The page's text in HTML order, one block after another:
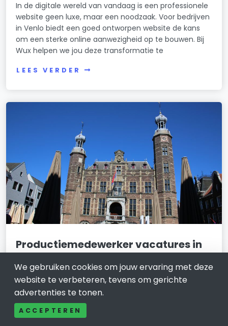
In de digitale wereld van vandaag is een professionele
website geen luxe, maar een noodzaak. Voor bedrijven
in Venlo biedt een goed ontworpen website de kans
om een sterke online aanwezigheid op te bouwen. Bij
Wux helpen we jou deze transformatie te
LEES VERDER
Productiemedewerker vacatures in
7 juni 2024
Venlo staat bekend om zijn bloeiende industriële
sector en biedt volop mogelijkheden voor
productiemedewerkers. Deze functies zijn essentieel
We gebruiken cookies om jouw ervaring met deze
website te verbeteren, tevens om gerichte
advertenties te tonen.
ACCEPTEREN